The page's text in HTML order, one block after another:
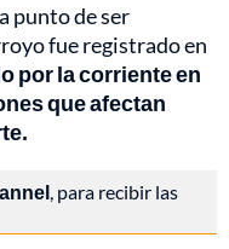
punto de ser
fue registrado en
por la corriente en
que afectan
, para recibir las